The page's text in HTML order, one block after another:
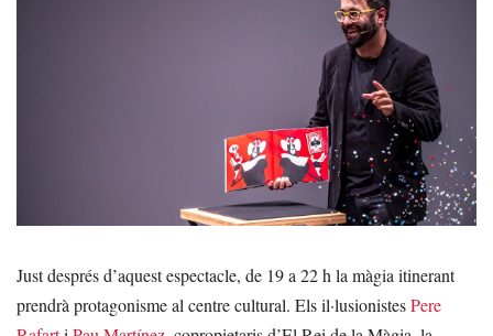
Just després d’aquest espectacle, de 19 a 22 h la màgia itinerant
prendrà protagonisme al centre cultural. Els il·lusionistesPere